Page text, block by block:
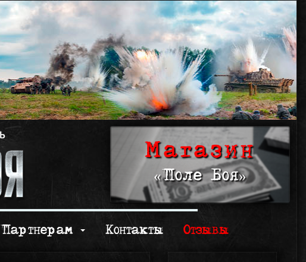
Магазин
«Поле Боя»
Партнерам Контакты Отзывы